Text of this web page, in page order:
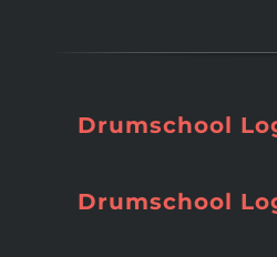
Drumschool
Drumschool